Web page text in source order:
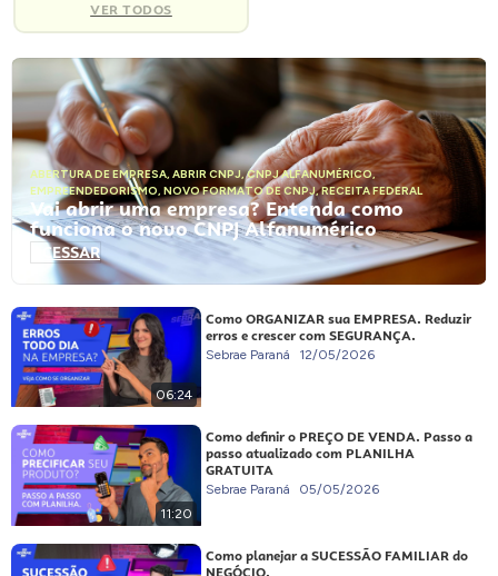
VER TODOS
ABERTURA DE EMPRESA, ABRIR CNPJ,CNPJ ALFANUMÉRICO,
EMPREENDEDORISMO, NOVO FORMATO DE CNPJ,RECEITA FEDERAL
Vai abrir uma empresa? Entenda como
funciona o novo CNPJ Alfanumérico
ACESSAR
06:24
Como ORGANIZAR sua EMPRESA. Reduzir
erros e crescer com SEGURANÇA.
Sebrae Paraná 12/05/2026
11:20
Como definir o PREÇO DE VENDA. Passo a
passo atualizado com PLANILHA
GRATUITA
Sebrae Paraná 05/05/2026
Como planejar a SUCESSÃO FAMILIAR do
NEGÓCIO.